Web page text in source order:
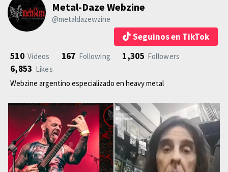
Metal-Daze Webzine
@metaldazewzine
Seguinos en TikTok
510 Videos 167 Following 1,305 Followers
6,853 Likes
Webzine argentino especializado en heavy metal